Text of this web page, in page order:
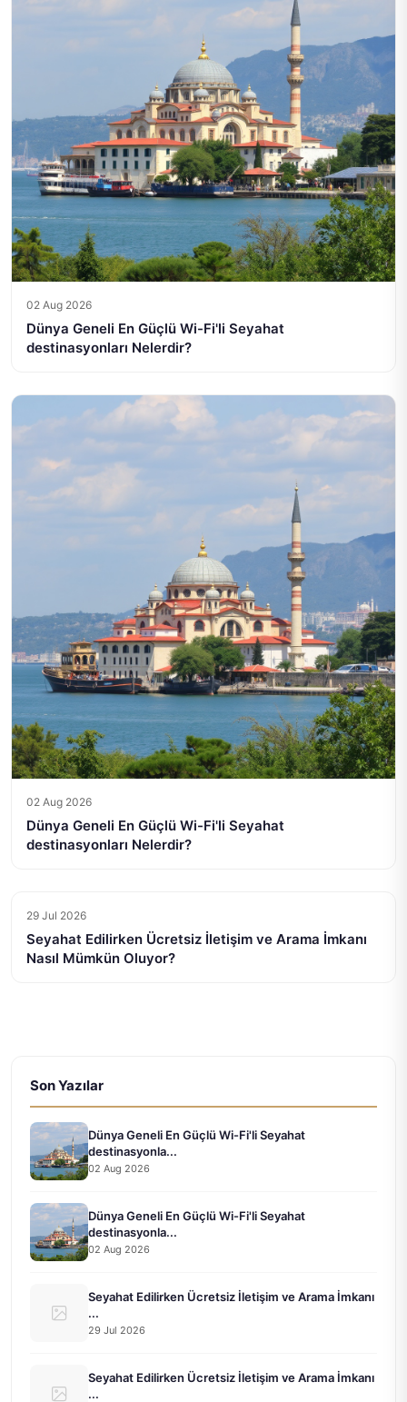
02 Aug 2026
Dünya Geneli En Güçlü Wi-Fi'li Seyahat
destinasyonları Nelerdir?
02 Aug 2026
Dünya Geneli En Güçlü Wi-Fi'li Seyahat
destinasyonları Nelerdir?
29 Jul 2026
Seyahat Edilirken Ücretsiz İletişim ve Arama İmkanı
Nasıl Mümkün Oluyor?
Son Yazılar
Dünya Geneli En Güçlü Wi-Fi'li Seyahat
destinasyonla...
02 Aug 2026
Dünya Geneli En Güçlü Wi-Fi'li Seyahat
destinasyonla...
02 Aug 2026
Seyahat Edilirken Ücretsiz İletişim ve Arama İmkanı
...
29 Jul 2026
Seyahat Edilirken Ücretsiz İletişim ve Arama İmkanı
...